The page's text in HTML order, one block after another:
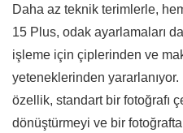
Daha az teknik terimlerle,
15 Plus, odak ayarlamaları
işleme için çiplerinden ve
yeteneklerinden yararlanıyor.
özellik, standart bir fotoğrafı
dönüştürmeyi ve bir